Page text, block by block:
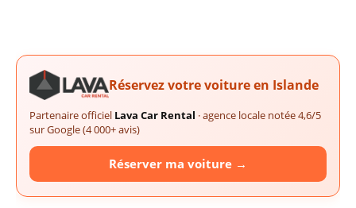
Réservez votre voiture en Islande
Partenaire officiel Lava Car Rental · agence locale notée 4,6/5
sur Google (4 000+ avis)
Réserver ma voiture →